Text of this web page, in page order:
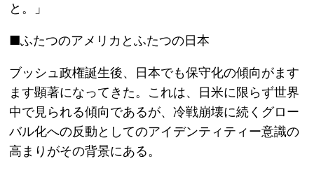
と。」
■ふたつのアメリカとふたつの日本
ブッシュ政権誕生後、日本でも保守化の傾向がます
ます顕著になってきた。これは、日米に限らず世界
中で見られる傾向であるが、冷戦崩壊に続くグロー
バル化への反動としてのアイデンティティー意識の
高まりがその背景にある。